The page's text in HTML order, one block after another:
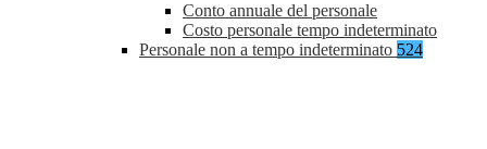
Conto annuale del personale
Costo personale tempo indeterminato
Personale non a tempo indeterminato 524